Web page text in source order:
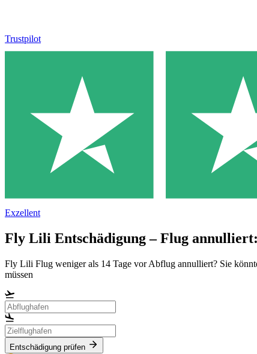
Trustpilot
Exzellent
Fly Lili Entschädigung – Flug
Fly Lili Flug weniger als 14 Tage vor Abflug annulliert? Sie
müssen
Entschädigung prüfen